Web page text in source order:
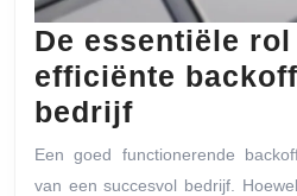
De essentiële rol
efficiënte
bedrijfDe
essentiële
rol
Een goed functionerende
van een succesvol bedrijf.